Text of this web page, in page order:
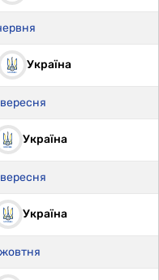
Україна
Україна
Україна